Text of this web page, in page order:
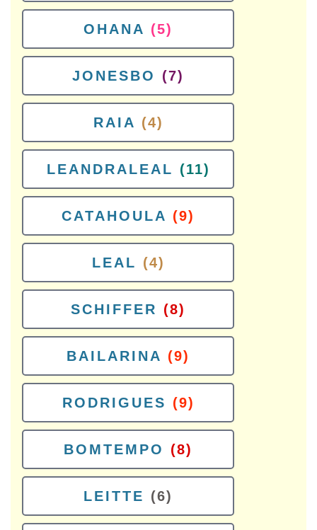
OHANA (5)
JONESBO (7)
RAIA (4)
LEANDRALEAL (11)
CATAHOULA (9)
LEAL (4)
SCHIFFER (8)
BAILARINA (9)
RODRIGUES (9)
BOMTEMPO (8)
LEITTE (6)